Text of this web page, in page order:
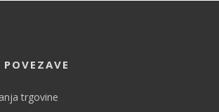
trgovine